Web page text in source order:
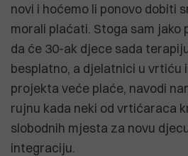
novi i hoćemo li ponovo dobiti
morali plaćati. Stoga sam jako
da će 30-ak djece sada
besplatno, a djelatnici u vrtiću
projekta veće plaće, navodi
rujnu kada neki od vrtićaraca
slobodnih mjesta za novu
integraciju.